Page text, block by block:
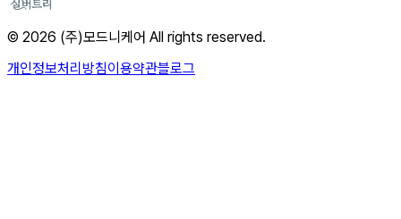
© 2026 (주)모드니케어 All rights reserved.
개인정보처리방침이용약관블로그